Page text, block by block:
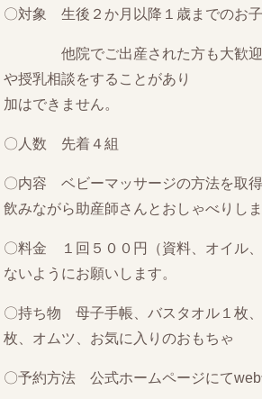
〇対象 生後２か月以降１歳までのお
他院でご出産された方も大歓迎
や授乳相談をすることがあり ま
加はできません。
〇人数 先着４組
〇内容 ベビーマッサージの方法を取
飲みながら助産師さんとおしゃべりしま
〇料金 １回５００円（資料、オイル
ないようにお願いします。
〇持ち物 母子手帳、バスタオル１枚、
枚、オムツ、お気に入りのおもちゃ
〇予約方法 公式ホームページにて